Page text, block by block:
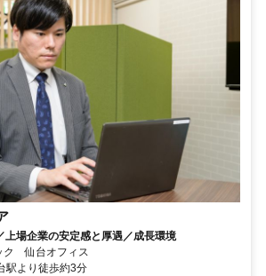
場企業の安定感と厚遇／成長環境
ク 仙台オフィス
駅より徒歩約3分